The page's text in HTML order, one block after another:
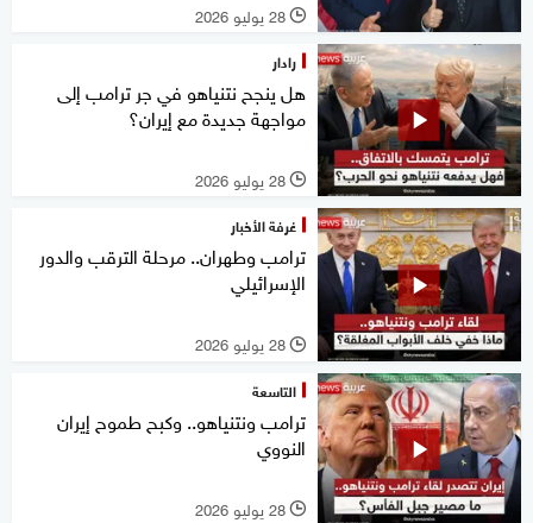
l 28 يوليو 2026
رادار
هل ينجح نتنياهو في جر ترامب إلى
مواجهة جديدة مع إيران؟
l 28 يوليو 2026
غرفة الأخبار
ترامب وطهران.. مرحلة الترقب والدور
الإسرائيلي
l 28 يوليو 2026
التاسعة
ترامب ونتنياهو.. وكبح طموح إيران
النووي
l 28 يوليو 2026